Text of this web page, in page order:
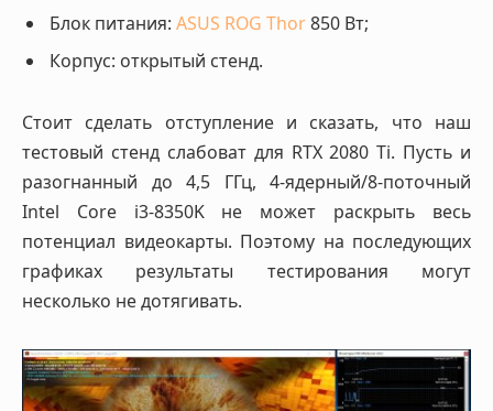
Блок питания: ASUS ROG Thor850 Вт;
Корпус: открытый стенд.
Стоит сделать отступление и сказать, что наш
тестовый стенд слабоват для RTX 2080 Ti. Пусть и
разогнанный до 4,5 ГГц, 4-ядерный/8-поточный
Intel Core i3-8350K не может раскрыть весь
потенциал видеокарты. Поэтому на последующих
графиках результаты тестирования могут
несколько не дотягивать.